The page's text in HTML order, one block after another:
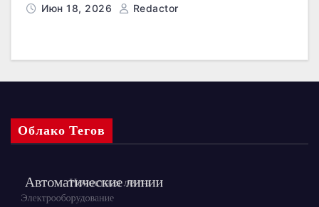
Июн 18, 2026 Redactor
Облако Тегов